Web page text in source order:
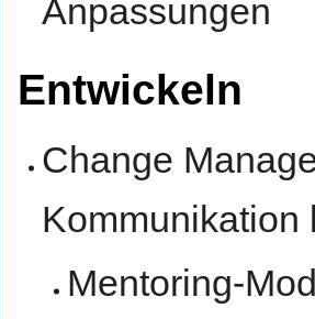
Anpassungen
Entwickeln
Change
Kommunikation
Mentoring-